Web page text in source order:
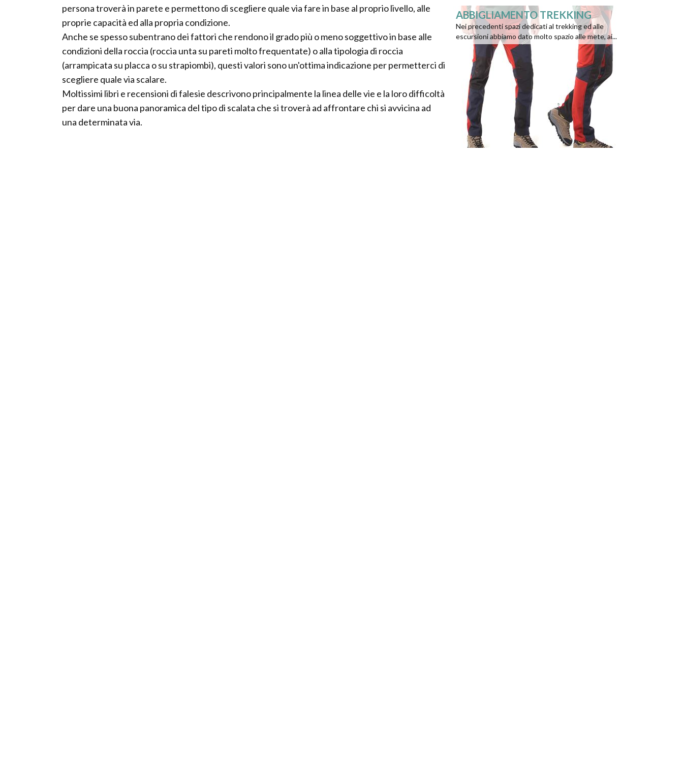
persona troverà in parete e permettono di scegliere quale via fare in base al proprio livello, alle
proprie capacità ed alla propria condizione.
Anche se spesso subentrano dei fattori che rendono il grado più o meno soggettivo in base alle
condizioni della roccia (roccia unta su pareti molto frequentate) o alla tipologia di roccia
(arrampicata su placca o su strapiombi), questi valori sono un'ottima indicazione per permetterci di
scegliere quale via scalare.
Moltissimi libri e recensioni di falesie descrivono principalmente la linea delle vie e la loro difficoltà
per dare una buona panoramica del tipo di scalata che si troverà ad affrontare chi si avvicina ad
una determinata via.
ABBIGLIAMENTO TREKKING
Nei precedenti spazi dedicati al trekking ed alle
escursioni abbiamo dato molto spazio alle mete, ai...